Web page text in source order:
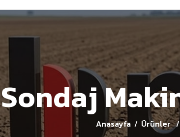
Sondaj
Anasayfa Ürünler